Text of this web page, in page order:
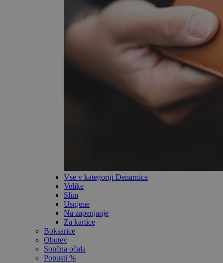
Vse v kategoriji Denarnice
Velike
Slim
Usnjene
Na zapenjanje
Za kartice
Boksarice
Obutev
Sončna očala
Popusti %